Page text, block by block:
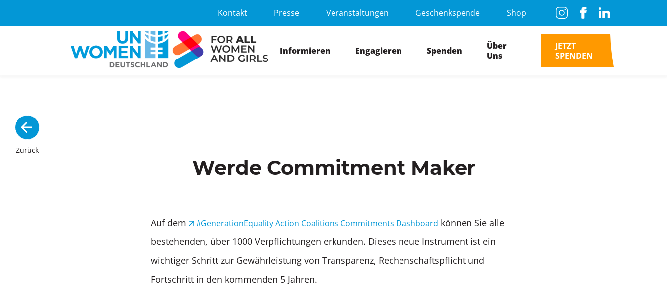
Kontakt Presse Veranstaltungen Geschenkspende Shop
Informieren Engagieren Spenden
Über
Uns
JETZT
SPENDEN
Zurück
Werde Commitment Maker
Auf dem #GenerationEquality Action Coalitions Commitments Dashboard können Sie alle
bestehenden, über 1000 Verpflichtungen erkunden. Dieses neue Instrument ist ein
wichtiger Schritt zur Gewährleistung von Transparenz, Rechenschaftspflicht und
Fortschritt in den kommenden 5 Jahren.